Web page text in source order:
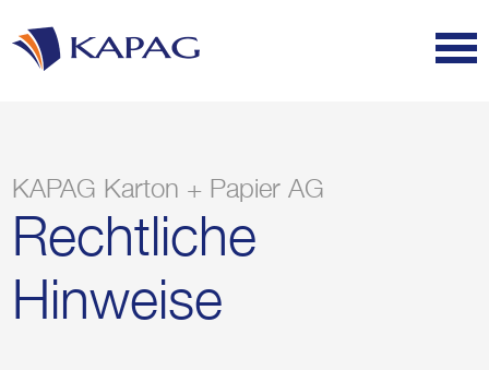
KAPAG Karton + Papier AG
Rechtliche
Hinweise